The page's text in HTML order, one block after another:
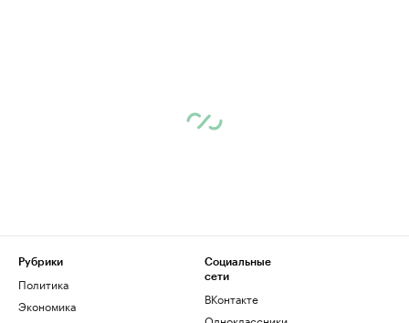
Рубрики
Политика
Экономика
Социальные
сети
ВКонтакте